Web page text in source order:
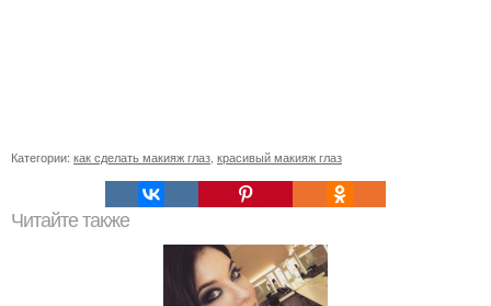
Категории: как сделать макияж глаз, красивый макияж глаз
Читайте также